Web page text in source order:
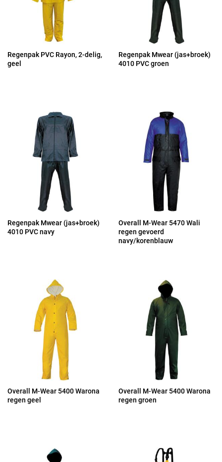
Regenpak PVC Rayon, 2-delig,
geel
Regenpak Mwear (jas+broek)
4010 PVC groen
Regenpak Mwear (jas+broek)
4010 PVC navy
Overall M-Wear 5470 Wali
regen gevoerd
navy/korenblauw
Overall M-Wear 5400 Warona
regen geel
Overall M-Wear 5400 Warona
regen groen